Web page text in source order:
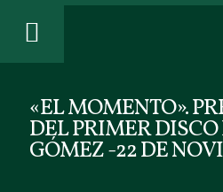
«EL MOMENTO».
DEL PRIMER DISCO
GÓMEZ -22 DE